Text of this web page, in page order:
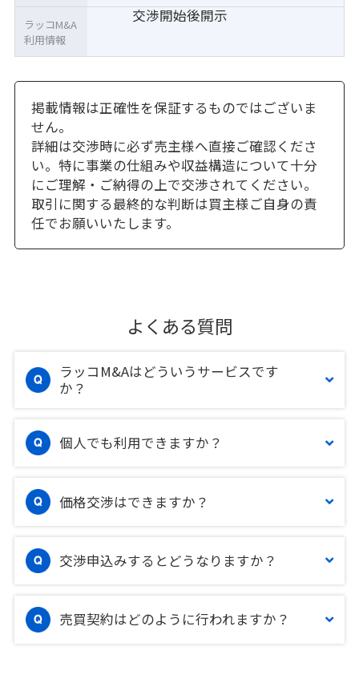
交渉開始後開示
ラッコM&A
利用情報
掲載情報は正確性を保証するものではございま
せん。
詳細は交渉時に必ず売主様へ直接ご確認くださ
い。特に事業の仕組みや収益構造について十分
にご理解・ご納得の上で交渉されてください。
取引に関する最終的な判断は買主様ご自身の責
任でお願いいたします。
よくある質問
ラッコM&Aはどういうサービスです
か？
個人でも利用できますか？
価格交渉はできますか？
交渉申込みするとどうなりますか？
売買契約はどのように行われますか？